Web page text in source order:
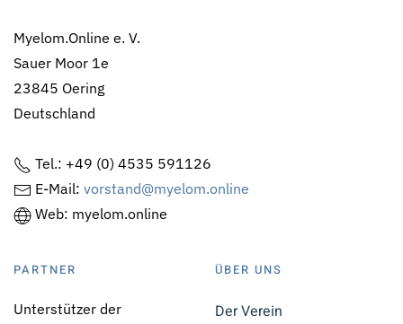
Myelom.Online e. V.
Sauer Moor 1e
23845 Oering
Deutschland
Tel.: +49 (0) 4535 591126
E-Mail: vorstand@myelom.online
Web: myelom.online
PARTNER
Unterstützer der
ÜBER UNS
Der Verein